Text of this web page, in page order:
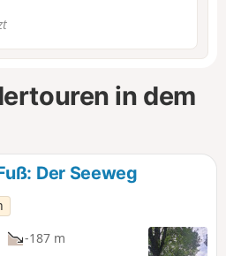
in dem
Der Seeweg
-187 m